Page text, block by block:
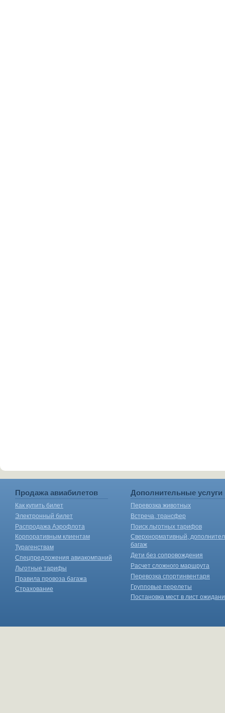
Продажа авиабилетов
Как купить билет
Электронный билет
Распродажа Аэрофлота
Корпоративным клиентам
Турагенствам
Спецпредложения авиакомпаний
Льготные тарифы
Правила провоза багажа
Страхование
Дополнительные услуги
Перевозка животных
Встреча, трансфер
Поиск льготных тарифов
Сверхнормативный,
багаж
Дети без сопровождения
Расчет сложного маршрута
Перевозка спортинвентаря
Групповые перелеты
Постановка мест в лист